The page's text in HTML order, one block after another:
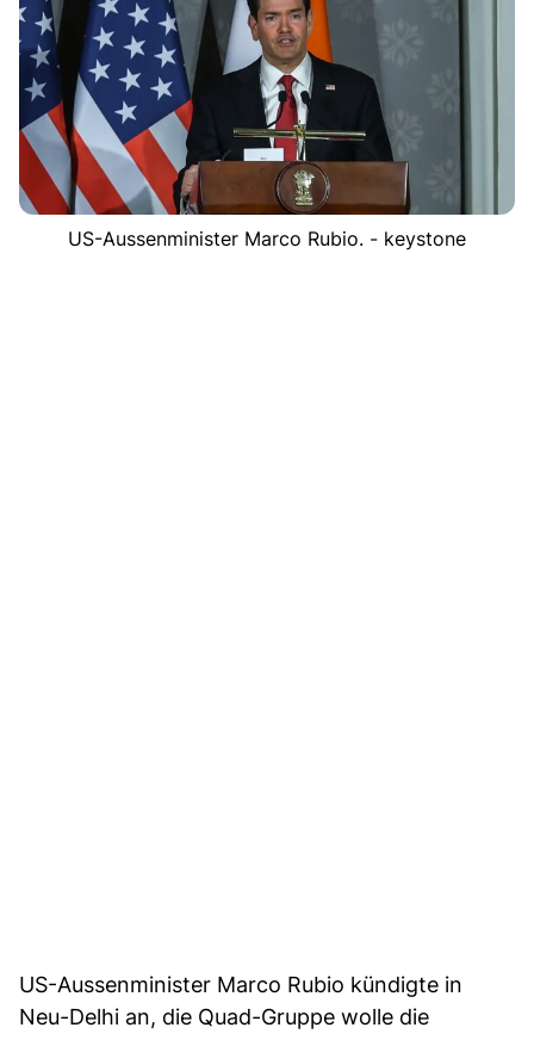
US-Aussenminister Marco Rubio. - keystone
US-Aussenminister Marco Rubio kündigte in
Neu-Delhi an, die Quad-Gruppe wolle die